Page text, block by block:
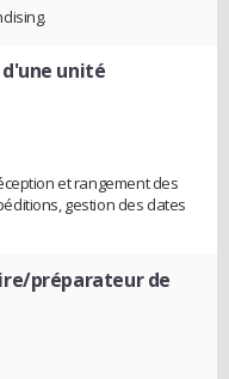
unité
et rangement des
gestion des dates
préparateur de